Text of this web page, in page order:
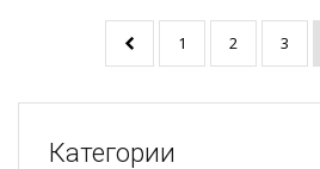
1 2 3
Категории